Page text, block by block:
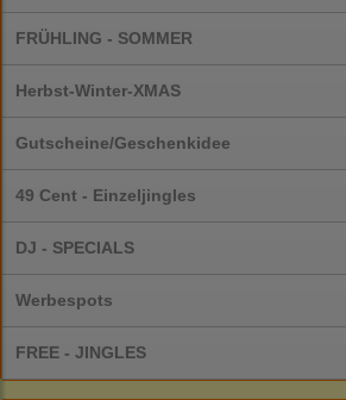
FRÜHLING - SOMMER
Herbst-Winter-XMAS
Gutscheine/Geschenkidee
49 Cent - Einzeljingles
DJ - SPECIALS
Werbespots
FREE - JINGLES